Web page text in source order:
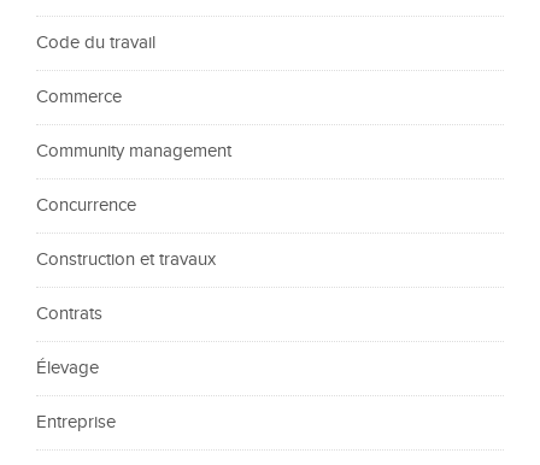
Code du travail
Commerce
Community management
Concurrence
Construction et travaux
Contrats
Élevage
Entreprise